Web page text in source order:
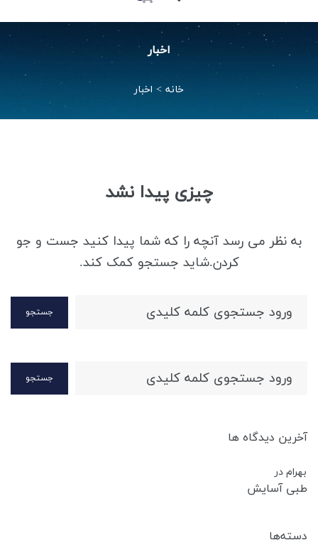
اخبار
خانه > اخبار
چیزی پیدا نشد
به نظر می رسد آنچه را که شما پیدا کنید جست و جو
کردن.شاید جستجو کمک کند.
جستجو
جستجو
آخرین دیدگاه ها
بهرام در
طبی آسایش
دسته‌ها